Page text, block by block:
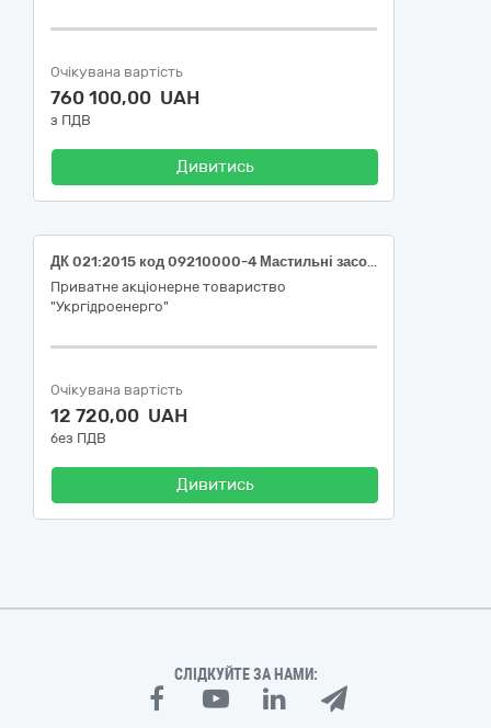
Очікувана вартість
760 100,00 UAH
з ПДВ
Дивитись
ДК 021:2015 код 09210000-4 Мастильні засоби (Мастило для філії "Дністровська ГЕС" ПрАТ "Укргідроенерго")
Приватне акціонерне товариство
"Укргідроенерго"
Очікувана вартість
12 720,00 UAH
без ПДВ
Дивитись
СЛІДКУЙТЕ ЗА НАМИ: